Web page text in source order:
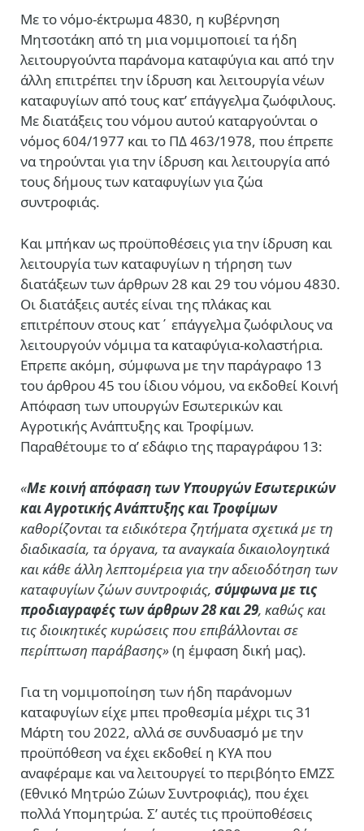
Με το νόμο-έκτρωμα 4830, η κυβέρνηση
Μητσοτάκη από τη μια νομιμοποιεί τα ήδη
λειτουργούντα παράνομα καταφύγια και από την
άλλη επιτρέπει την ίδρυση και λειτουργία νέων
καταφυγίων από τους κατ’ επάγγελμα ζωόφιλους.
Με διατάξεις του νόμου αυτού καταργούνται ο
νόμος 604/1977 και το ΠΔ 463/1978, που έπρεπε
να τηρούνται για την ίδρυση και λειτουργία από
τους δήμους των καταφυγίων για ζώα
συντροφιάς.
Και μπήκαν ως προϋποθέσεις για την ίδρυση και
λειτουργία των καταφυγίων η τήρηση των
διατάξεων των άρθρων 28 και 29 του νόμου 4830.
Οι διατάξεις αυτές είναι της πλάκας και
επιτρέπουν στους κατ΄ επάγγελμα ζωόφιλους να
λειτουργούν νόμιμα τα καταφύγια-κολαστήρια.
Επρεπε ακόμη, σύμφωνα με την παράγραφο 13
του άρθρου 45 του ίδιου νόμου, να εκδοθεί Κοινή
Απόφαση των υπουργών Εσωτερικών και
Αγροτικής Ανάπτυξης και Τροφίμων.
Παραθέτουμε το α’ εδάφιο της παραγράφου 13:
«Με κοινή απόφαση των Υπουργών Εσωτερικών
και Αγροτικής Ανάπτυξης και Τροφίμων
καθορίζονται τα ειδικότερα ζητήματα σχετικά με τη
διαδικασία, τα όργανα, τα αναγκαία δικαιολογητικά
και κάθε άλλη λεπτομέρεια για την αδειοδότηση των
καταφυγίων ζώων συντροφιάς, σύμφωνα με τις
προδιαγραφές των άρθρων 28 και 29, καθώς και
τις διοικητικές κυρώσεις που επιβάλλονται σε
περίπτωση παράβασης»(η έμφαση δική μας).
Για τη νομιμοποίηση των ήδη παράνομων
καταφυγίων είχε μπει προθεσμία μέχρι τις 31
Μάρτη του 2022, αλλά σε συνδυασμό με την
προϋπόθεση να έχει εκδοθεί η ΚΥΑ που
αναφέραμε και να λειτουργεί το περιβόητο ΕΜΖΣ
(Εθνικό Μητρώο Ζώων Συντροφιάς), που έχει
πολλά Υπομητρώα. Σ’ αυτές τις προϋποθέσεις